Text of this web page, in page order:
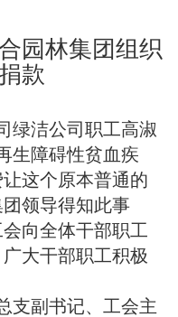
园林集团组织
款
洁公司职工高淑
生障碍性贫血疾
这个原本普通的
领导得知此事
向全体干部职工
大干部职工积极
副书记、工会主